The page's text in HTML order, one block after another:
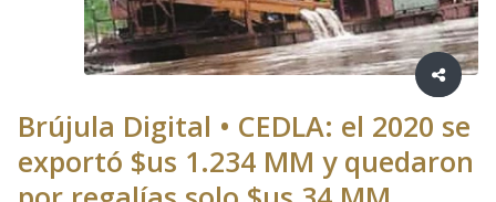
Brújula Digital • CEDLA: el 2020 se
exportó $us 1.234 MM y quedaron